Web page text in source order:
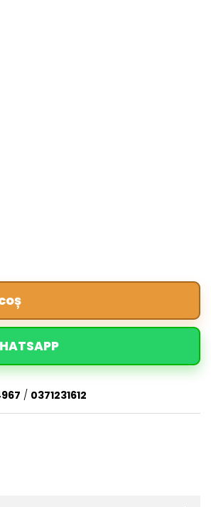
/ 0371231612